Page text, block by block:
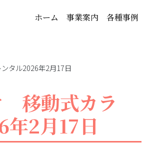
ホーム 事業案内 各種事例
タル2026年2月17日
移動式カラ
2月17日